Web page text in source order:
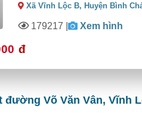
Xã Vĩnh Lộc B, Huyện Bình
179217 | Xem hình
đ
đường Võ Văn Vân, Vĩnh